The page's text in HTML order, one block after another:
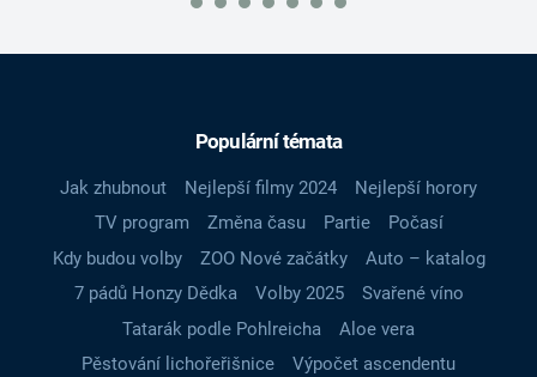
Populární témata
Jak zhubnout Nejlepší filmy 2024
Nejlepší horory
TV program
Změna času Partie
Počasí
Kdy budou volby
ZOO Nové začátky
Auto – katalog
7 pádů Honzy Dědka
Volby 2025
Svařené víno
Tatarák podle Pohlreicha
Aloe vera
Pěstování lichořeřišnice
Výpočet ascendentu